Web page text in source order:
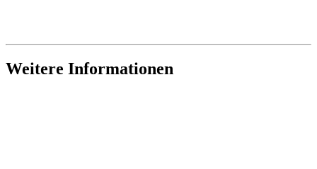
Weitere Informationen